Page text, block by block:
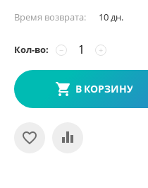
Время возврата: 10 дн.
Кол-во: +
−
В КОРЗИНУ